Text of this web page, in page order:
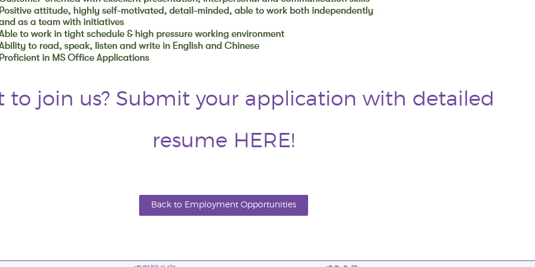
to join us? Submit your application with detailed
resume HERE!
Back to Employment Opportunities